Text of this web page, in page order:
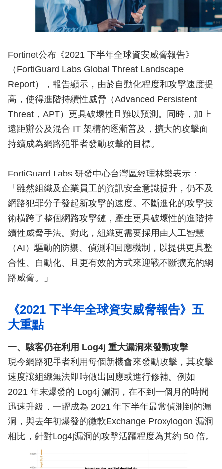
Fortinet公布《2021 下半年全球資安威脅報告》
（FortiGuard Labs Global Threat Landscape
Report），報告顯示，由於自動化程度和攻擊速度提
高，使得進階持續性威脅（Advanced Persistent
Threat，APT）更具破壞性且難以預測。同時，加上
遠距辦公及混合 IT 架構的逐漸普及，擴大的攻擊面
持續成為網路犯罪者發動攻擊的目標。
FortiGuard Labs 研發中心台灣區經理林樂表示：
「雖然組織及企業員工的資訊安全意識提升，仍不及
網路犯罪分子發起新攻擊的速度。不斷進化的攻擊技
術橫跨了整個網路攻擊鏈，產生更具破壞性的進階持
續性威脅手法。對此，組織更需要採用由人工智慧
（AI）驅動的防禦、偵測和回應機制，以提供更具整
合性、自動化、且更有效的方式來迎戰不斷擴充的網
路威脅。」
《2021 下半年全球資安威脅報告》五
大重點
一、駭客仍在利用 Log4j 重大漏洞來發動攻擊
現今網路犯罪者利用每個新機會來發動攻擊，其攻擊
速度讓組織無法即時做出回應或進行修補。例如
2021 年末爆發的 Log4j 漏洞，在不到一個月的時間
迅速升級，一躍成為 2021 年下半年最常偵測到的漏
洞，與去年初爆發的微軟Exchange Proxylogon 漏洞
相比，針對Log4j漏洞的攻擊活躍程度為其約 50 倍。